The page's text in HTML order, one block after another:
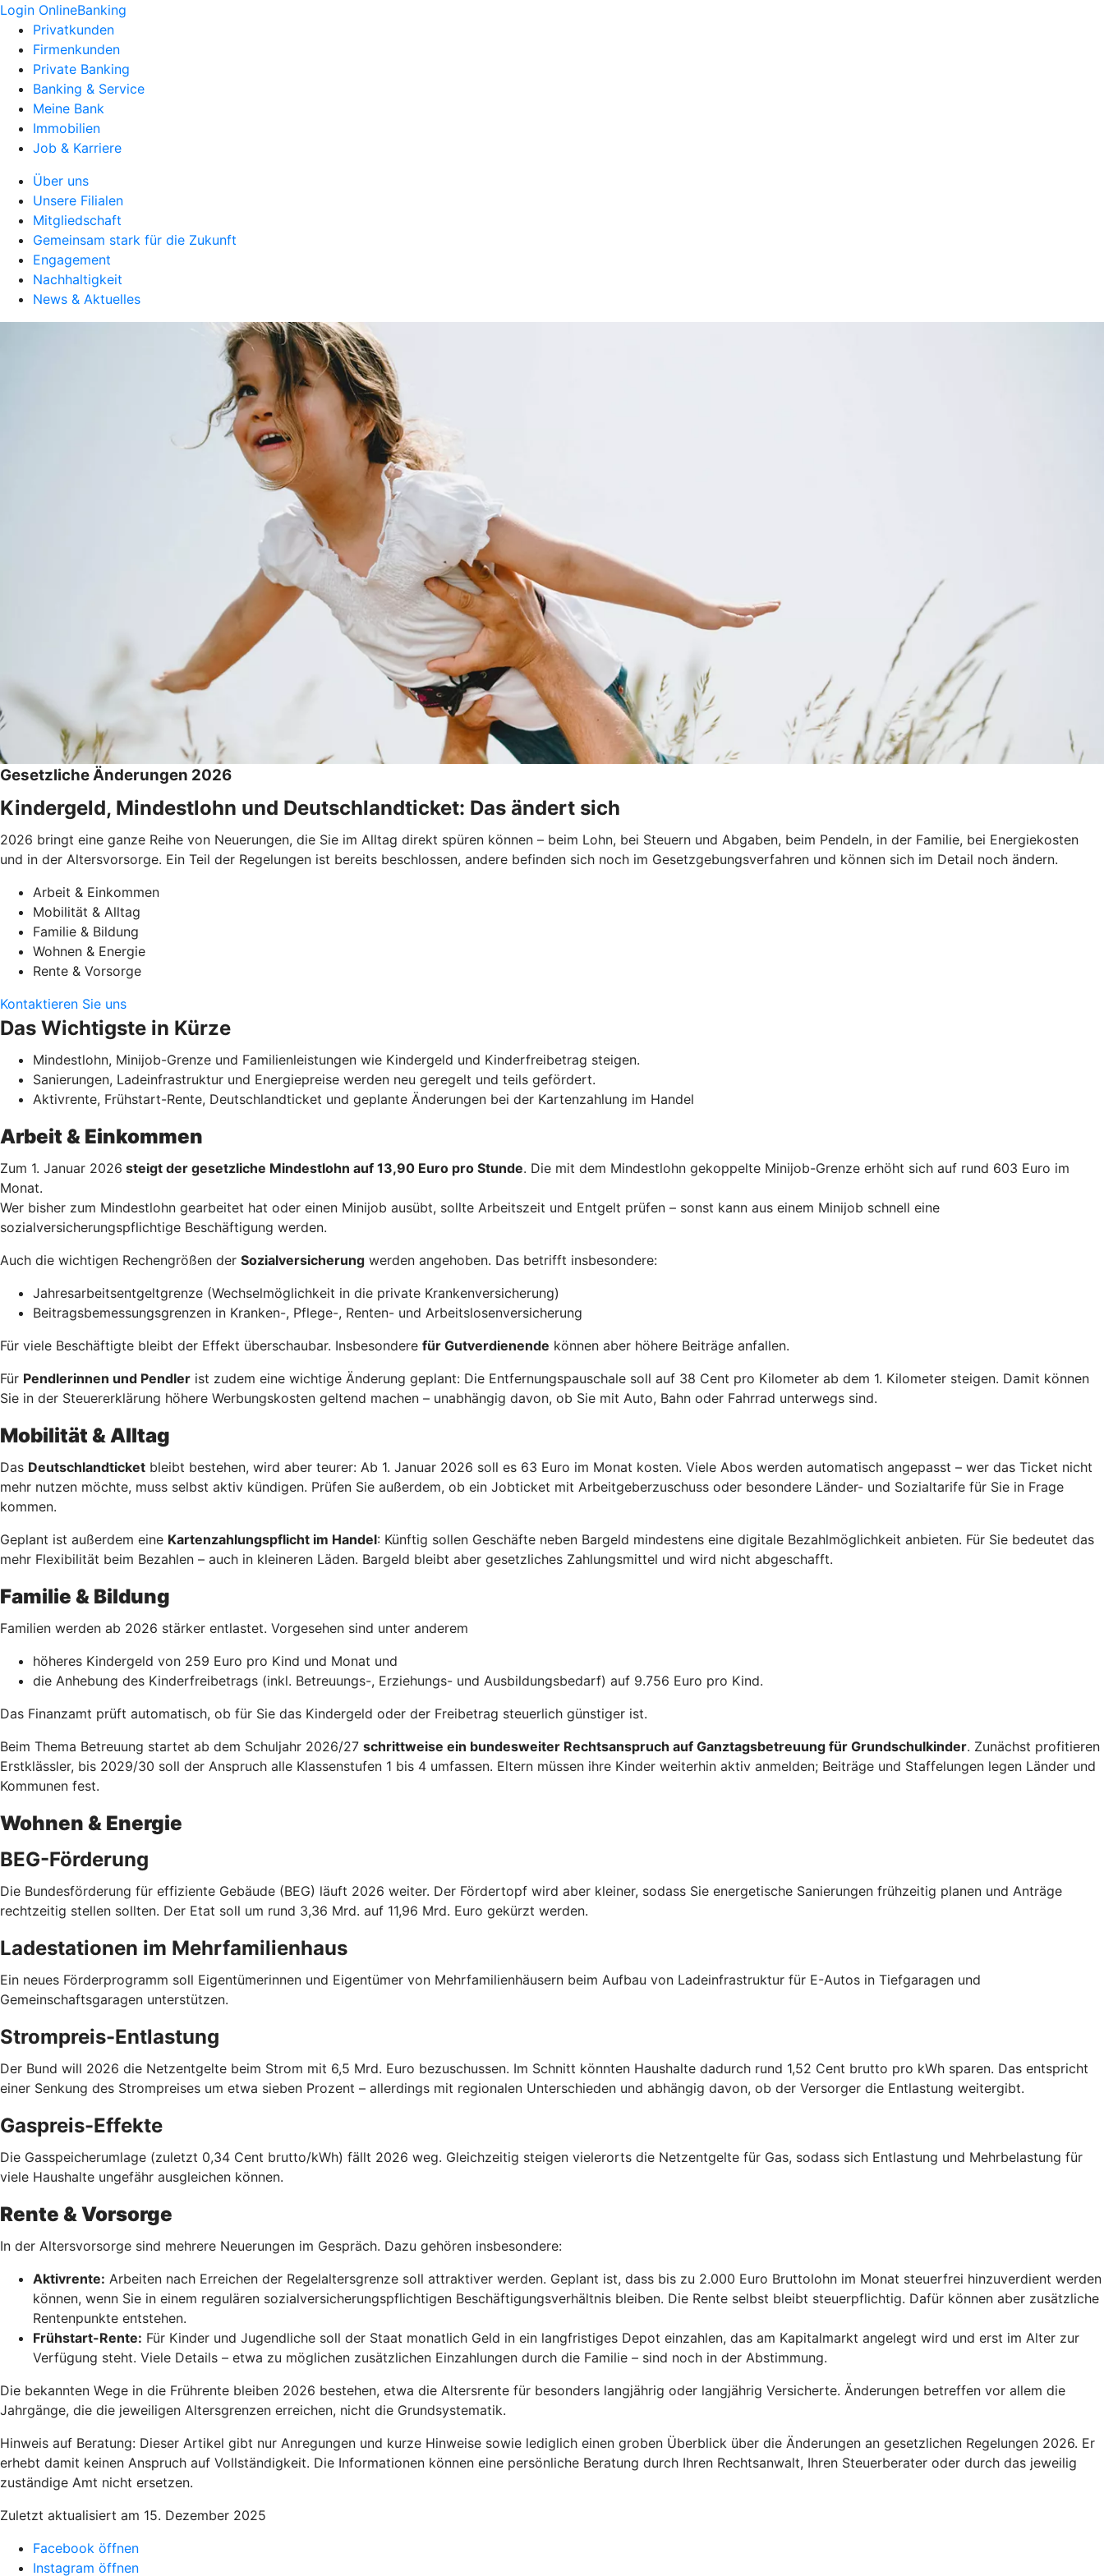
Login OnlineBanking
Privatkunden
Firmenkunden
Private Banking
Banking & Service
Meine Bank
Immobilien
Job & Karriere
Über uns
Unsere Filialen
Mitgliedschaft
Gemeinsam stark für die Zukunft
Engagement
Nachhaltigkeit
News & Aktuelles
Gesetzliche Änderungen 2026
Kindergeld, Mindestlohn und Deutschlandticket: Das ändert sich
2026 bringt eine ganze Reihe von Neuerungen, die Sie im Alltag direkt spüren können – beim Lohn, bei Steuern und Abgaben, beim Pendeln, in der Familie, bei Energiekosten
und in der Altersvorsorge. Ein Teil der Regelungen ist bereits beschlossen, andere befinden sich noch im Gesetzgebungsverfahren und können sich im Detail noch ändern.
Arbeit & Einkommen
Mobilität & Alltag
Familie & Bildung
Wohnen & Energie
Rente & Vorsorge
Kontaktieren Sie uns
Das Wichtigste in Kürze
Mindestlohn, Minijob-Grenze und Familienleistungen wie Kindergeld und Kinderfreibetrag steigen.
Sanierungen, Ladeinfrastruktur und Energiepreise werden neu geregelt und teils gefördert.
Aktivrente, Frühstart-Rente, Deutschlandticket und geplante Änderungen bei der Kartenzahlung im Handel
Arbeit & Einkommen
Zum 1. Januar 2026 steigt der gesetzliche Mindestlohn auf 13,90 Euro pro Stunde. Die mit dem Mindestlohn gekoppelte Minijob-Grenze erhöht sich auf rund 603 Euro im
Monat.
Wer bisher zum Mindestlohn gearbeitet hat oder einen Minijob ausübt, sollte Arbeitszeit und Entgelt prüfen – sonst kann aus einem Minijob schnell eine
sozialversicherungspflichtige Beschäftigung werden.
Auch die wichtigen Rechengrößen der Sozialversicherung werden angehoben. Das betrifft insbesondere:
Jahresarbeitsentgeltgrenze (Wechselmöglichkeit in die private Krankenversicherung)
Beitragsbemessungsgrenzen in Kranken-, Pflege-, Renten- und Arbeitslosenversicherung
Für viele Beschäftigte bleibt der Effekt überschaubar. Insbesondere für Gutverdienende können aber höhere Beiträge anfallen.
Für Pendlerinnen und Pendler ist zudem eine wichtige Änderung geplant: Die Entfernungspauschale soll auf 38 Cent pro Kilometer ab dem 1. Kilometer steigen. Damit können
Sie in der Steuererklärung höhere Werbungskosten geltend machen – unabhängig davon, ob Sie mit Auto, Bahn oder Fahrrad unterwegs sind.
Mobilität & Alltag
Das Deutschlandticket bleibt bestehen, wird aber teurer: Ab 1. Januar 2026 soll es 63 Euro im Monat kosten. Viele Abos werden automatisch angepasst – wer das Ticket nicht
mehr nutzen möchte, muss selbst aktiv kündigen. Prüfen Sie außerdem, ob ein Jobticket mit Arbeitgeberzuschuss oder besondere Länder- und Sozialtarife für Sie in Frage
kommen.
Geplant ist außerdem eine Kartenzahlungspflicht im Handel: Künftig sollen Geschäfte neben Bargeld mindestens eine digitale Bezahlmöglichkeit anbieten. Für Sie bedeutet das
mehr Flexibilität beim Bezahlen – auch in kleineren Läden. Bargeld bleibt aber gesetzliches Zahlungsmittel und wird nicht abgeschafft.
Familie & Bildung
Familien werden ab 2026 stärker entlastet. Vorgesehen sind unter anderem
höheres Kindergeld von 259 Euro pro Kind und Monat und
die Anhebung des Kinderfreibetrags (inkl. Betreuungs-, Erziehungs- und Ausbildungsbedarf) auf 9.756 Euro pro Kind.
Das Finanzamt prüft automatisch, ob für Sie das Kindergeld oder der Freibetrag steuerlich günstiger ist.
Beim Thema Betreuung startet ab dem Schuljahr 2026/27 schrittweise ein bundesweiter Rechtsanspruch auf Ganztagsbetreuung für Grundschulkinder. Zunächst profitieren
Erstklässler, bis 2029/30 soll der Anspruch alle Klassenstufen 1 bis 4 umfassen. Eltern müssen ihre Kinder weiterhin aktiv anmelden; Beiträge und Staffelungen legen Länder und
Kommunen fest.
Wohnen & Energie
BEG-Förderung
Die Bundesförderung für effiziente Gebäude (BEG) läuft 2026 weiter. Der Fördertopf wird aber kleiner, sodass Sie energetische Sanierungen frühzeitig planen und Anträge
rechtzeitig stellen sollten. Der Etat soll um rund 3,36 Mrd. auf 11,96 Mrd. Euro gekürzt werden.
Ladestationen im Mehrfamilienhaus
Ein neues Förderprogramm soll Eigentümerinnen und Eigentümer von Mehrfamilienhäusern beim Aufbau von Ladeinfrastruktur für E-Autos in Tiefgaragen und
Gemeinschaftsgaragen unterstützen.
Strompreis-Entlastung
Der Bund will 2026 die Netzentgelte beim Strom mit 6,5 Mrd. Euro bezuschussen. Im Schnitt könnten Haushalte dadurch rund 1,52 Cent brutto pro kWh sparen. Das entspricht
einer Senkung des Strompreises um etwa sieben Prozent – allerdings mit regionalen Unterschieden und abhängig davon, ob der Versorger die Entlastung weitergibt.
Gaspreis-Effekte
Die Gasspeicherumlage (zuletzt 0,34 Cent brutto/kWh) fällt 2026 weg. Gleichzeitig steigen vielerorts die Netzentgelte für Gas, sodass sich Entlastung und Mehrbelastung für
viele Haushalte ungefähr ausgleichen können.
Rente & Vorsorge
In der Altersvorsorge sind mehrere Neuerungen im Gespräch. Dazu gehören insbesondere:
Aktivrente: Arbeiten nach Erreichen der Regelaltersgrenze soll attraktiver werden. Geplant ist, dass bis zu 2.000 Euro Bruttolohn im Monat steuerfrei hinzuverdient werden
können, wenn Sie in einem regulären sozialversicherungspflichtigen Beschäftigungsverhältnis bleiben. Die Rente selbst bleibt steuerpflichtig. Dafür können aber zusätzliche
Rentenpunkte entstehen.
Frühstart-Rente: Für Kinder und Jugendliche soll der Staat monatlich Geld in ein langfristiges Depot einzahlen, das am Kapitalmarkt angelegt wird und erst im Alter zur
Verfügung steht. Viele Details – etwa zu möglichen zusätzlichen Einzahlungen durch die Familie – sind noch in der Abstimmung.
Die bekannten Wege in die Frührente bleiben 2026 bestehen, etwa die Altersrente für besonders langjährig oder langjährig Versicherte. Änderungen betreffen vor allem die
Jahrgänge, die die jeweiligen Altersgrenzen erreichen, nicht die Grundsystematik.
Hinweis auf Beratung: Dieser Artikel gibt nur Anregungen und kurze Hinweise sowie lediglich einen groben Überblick über die Änderungen an gesetzlichen Regelungen 2026. Er
erhebt damit keinen Anspruch auf Vollständigkeit. Die Informationen können eine persönliche Beratung durch Ihren Rechtsanwalt, Ihren Steuerberater oder durch das jeweilig
zuständige Amt nicht ersetzen.
Zuletzt aktualisiert am 15. Dezember 2025
Facebook öffnen
Instagram öffnen